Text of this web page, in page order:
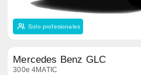
Solo profesionales
Mercedes Benz GLC
300e 4MATIC